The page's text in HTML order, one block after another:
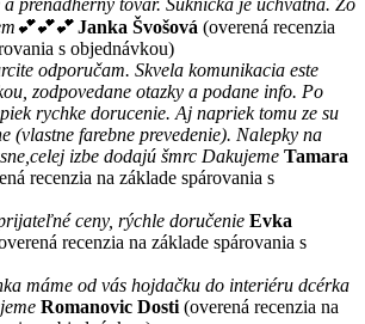
prenádherný tovar. Suknička je úchvatná. Zo
Janka Švošová (overená recenzia
s objednávkou)
odporučam. Skvela komunikacia este
zodpovedane otazky a podane info. Po
rychke dorucenie. Aj napriek tomu ze su
(vlastne farebne prevedenie). Nalepky na
izbe dodajú šmrc Dakujeme Tamara
recenzia na základe spárovania s
ceny, rýchle doručenie Evka
recenzia na základe spárovania s
máme od vás hojdačku do interiéru dcérka
Romanovic Dosti (overená recenzia na